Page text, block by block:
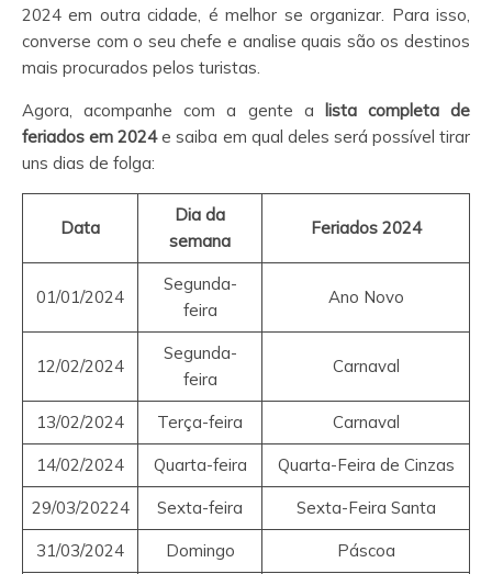
2024 em outra cidade, é melhor se organizar. Para isso,
converse com o seu chefe e analise quais são os destinos
mais procurados pelos turistas.
Agora, acompanhe com a gente a lista completa de
feriados em 2024e saiba em qual deles será possível tirar
uns dias de folga:
Data
Dia da
semana
Feriados 2024
01/01/2024
Segunda-
feira
Ano Novo
12/02/2024
Segunda-
feira
Carnaval
13/02/2024 Terça-feira Carnaval
14/02/2024 Quarta-feira Quarta-Feira de Cinzas
29/03/20224 Sexta-feira Sexta-Feira Santa
31/03/2024 Domingo Páscoa